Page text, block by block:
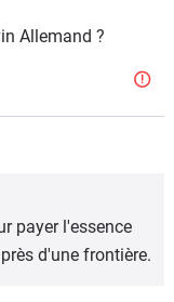
Allemand ?
payer l'essence
d'une frontière.